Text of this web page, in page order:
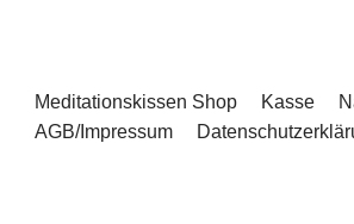
Meditationskissen Shop Kasse
AGB/Impressum